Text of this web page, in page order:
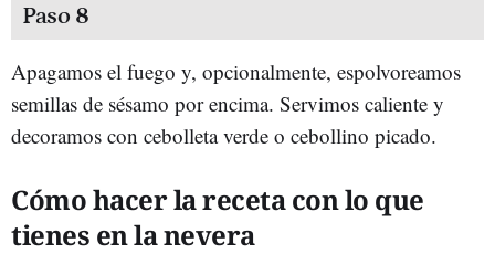
Paso 8
Apagamos el fuego y, opcionalmente, espolvoreamos
semillas de sésamo por encima. Servimos caliente y
decoramos con cebolleta verde o cebollino picado.
Cómo hacer la receta con lo que
tienes en la nevera